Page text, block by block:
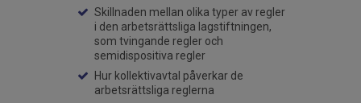
Skillnaden mellan olika typer av regler
i den arbetsrättsliga lagstiftningen,
som tvingande regler och
semidispositiva regler
Hur kollektivavtal påverkar de
arbetsrättsliga reglerna